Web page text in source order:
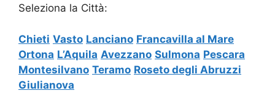
Seleziona la Città:
Chieti Vasto Lanciano Francavilla al Mare
Ortona L’Aquila Avezzano Sulmona Pescara
Montesilvano Teramo Roseto degli Abruzzi
Giulianova